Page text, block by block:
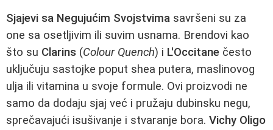
Sjajevi sa Negujućim Svojstvima savršeni su za
one sa osetljivim ili suvim usnama. Brendovi kao
što su Clarins (Colour Quench) i L'Occitane često
uključuju sastojke poput shea putera, maslinovog
ulja ili vitamina u svoje formule. Ovi proizvodi ne
samo da dodaju sjaj već i pružaju dubinsku negu,
sprečavajući isušivanje i stvaranje bora. Vichy Oligo